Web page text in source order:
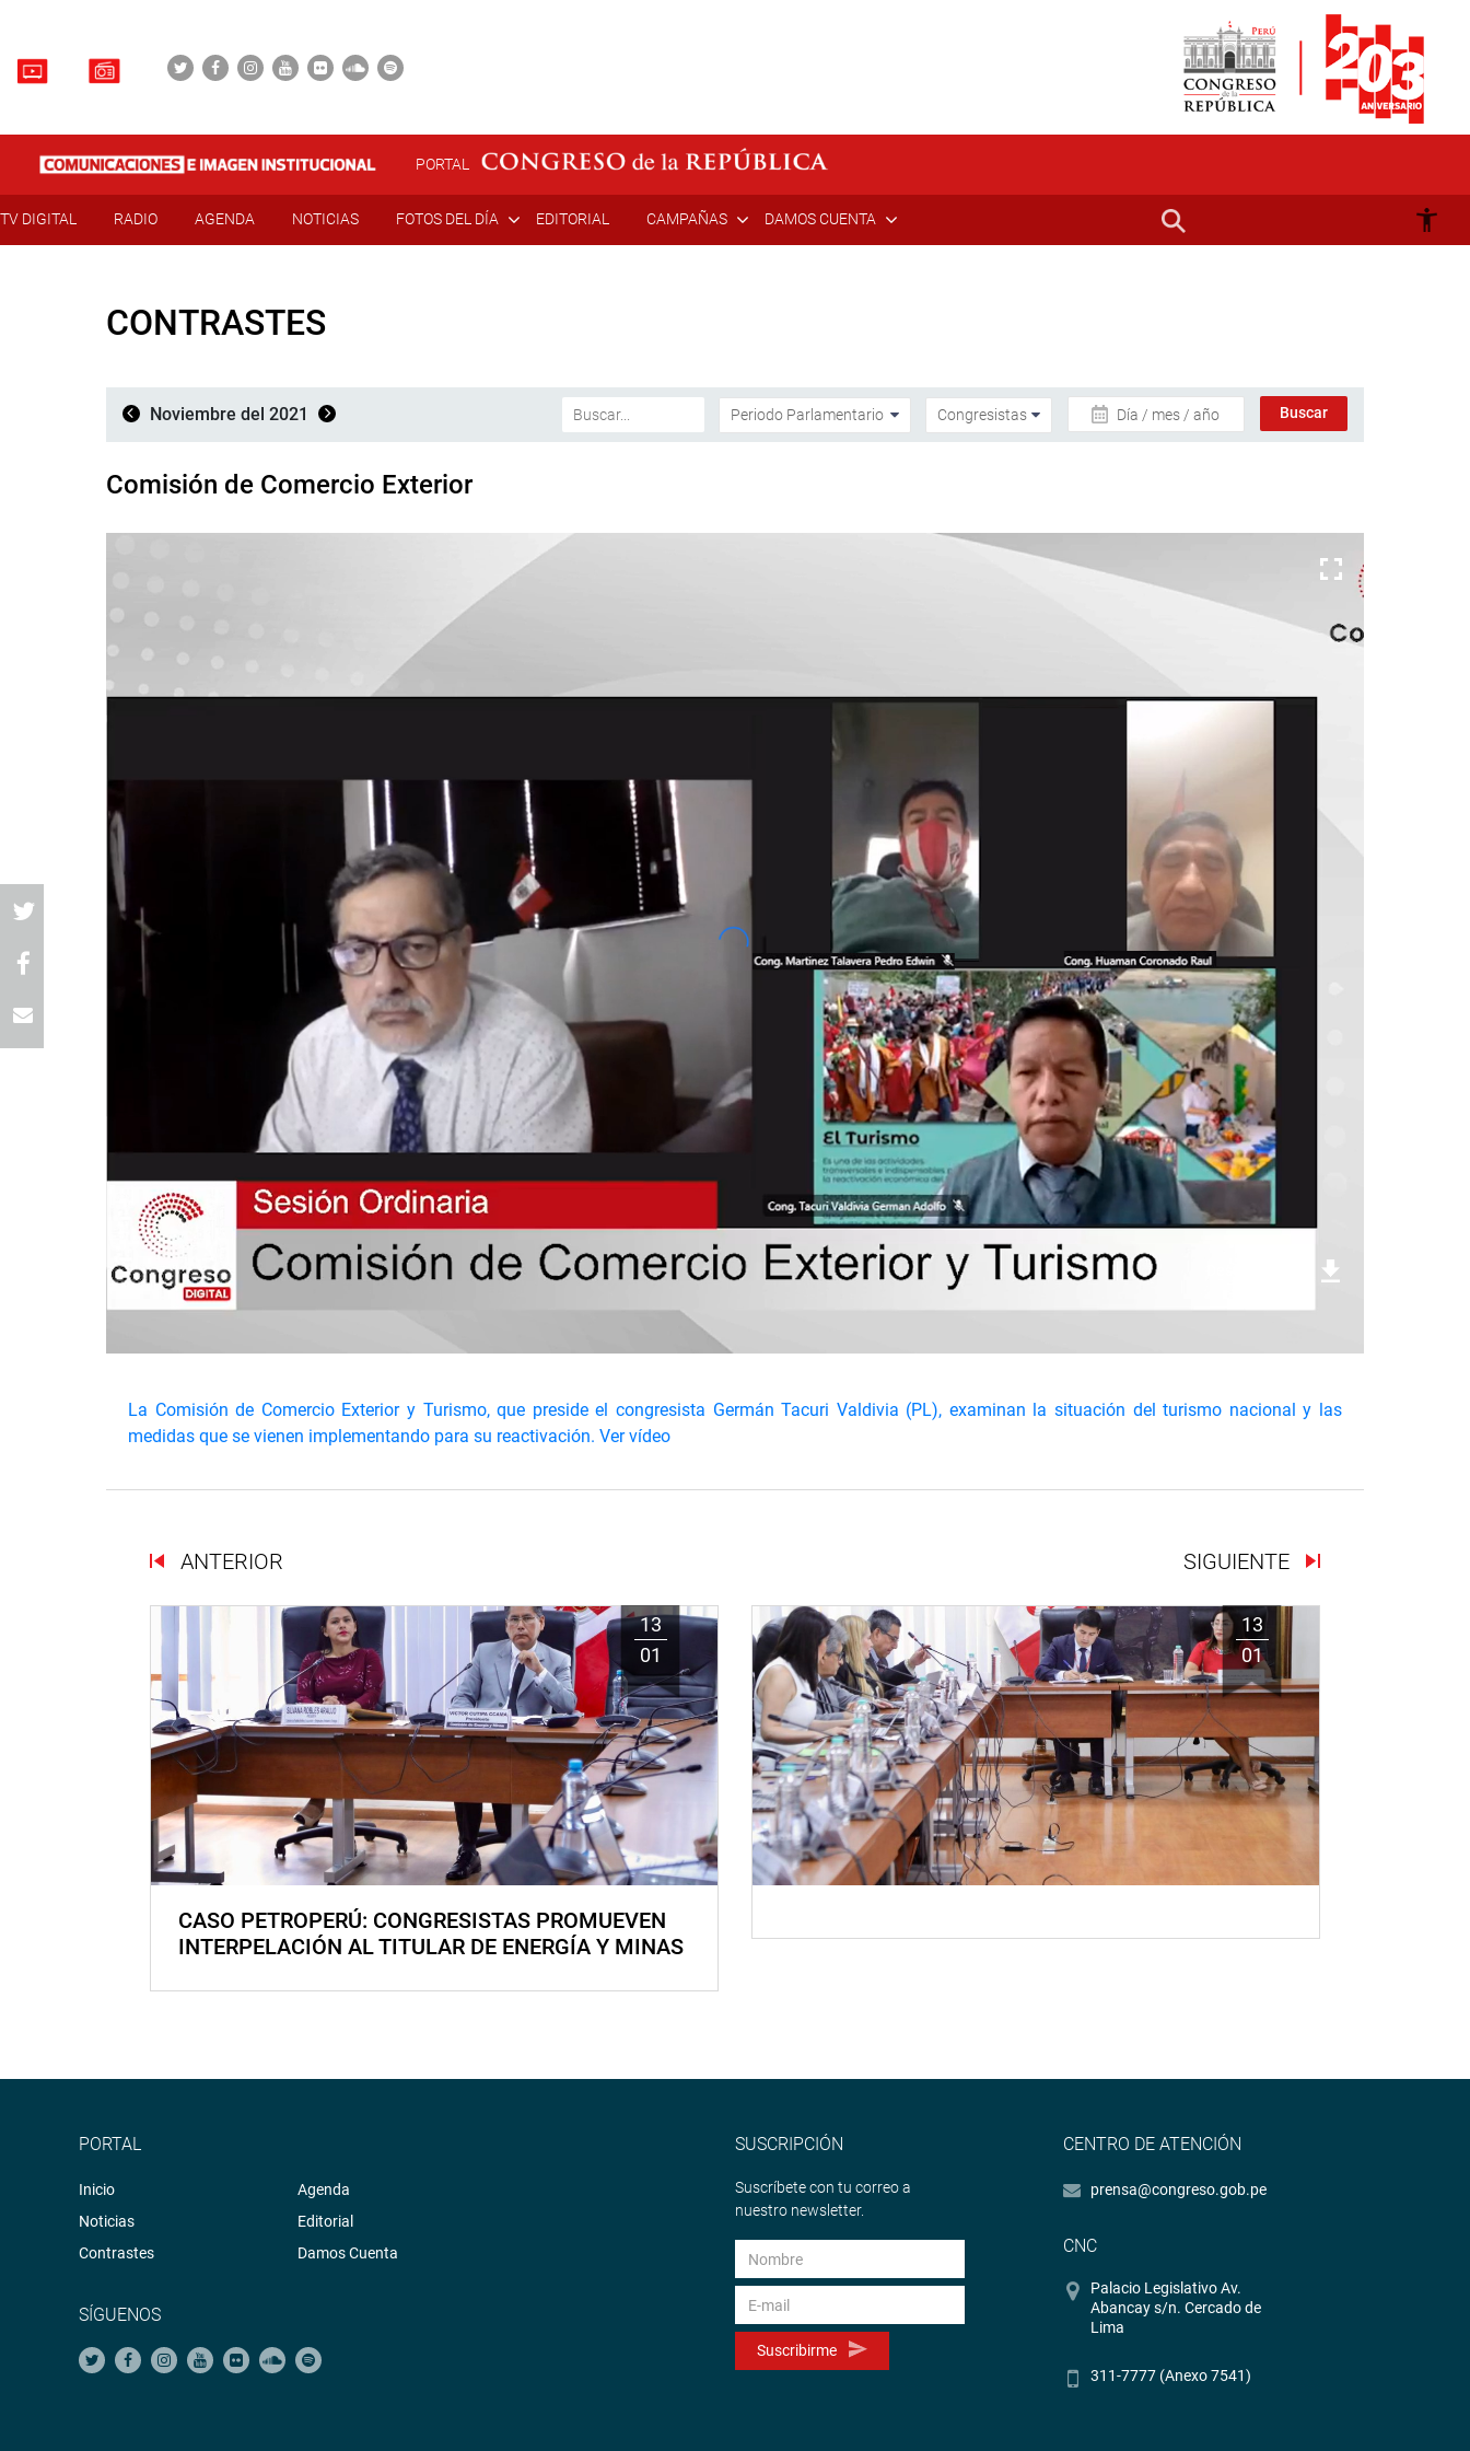
PORTAL
TV DIGITAL RADIO AGENDA NOTICIAS FOTOS DEL DÍA EDITORIAL CAMPAÑAS DAMOS CUENTA
CONTRASTES
Noviembre del 2021 Día / mes / año
Comisión de Comercio Exterior
La Comisión de Comercio Exterior y Turismo, que preside el congresista Germán Tacuri Valdivia (PL), examinan la situación del turismo nacional y las
medidas que se vienen implementando para su reactivación. Ver vídeo
ANTERIOR SIGUIENTE
13
01
CASO PETROPERÚ: CONGRESISTAS PROMUEVEN
INTERPELACIÓN AL TITULAR DE ENERGÍA Y MINAS
13
01
PORTAL
Inicio
Noticias
Contrastes
Agenda
Editorial
Damos Cuenta
SÍGUENOS
SUSCRIPCIÓN
Suscríbete con tu correo a
nuestro newsletter.
Suscribirme
CENTRO DE ATENCIÓN
prensa@congreso.gob.pe
CNC
Palacio Legislativo Av.
Abancay s/n. Cercado de
Lima
311-7777 (Anexo 7541)